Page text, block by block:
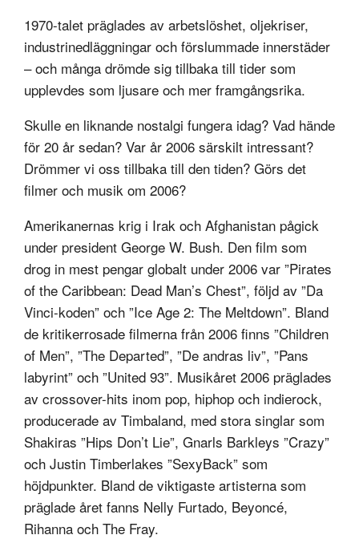
1970-talet präglades av arbetslöshet, oljekriser,
industrinedläggningar och förslummade innerstäder
– och många drömde sig tillbaka till tider som
upplevdes som ljusare och mer framgångsrika.
Skulle en liknande nostalgi fungera idag? Vad hände
för 20 år sedan? Var år 2006 särskilt intressant?
Drömmer vi oss tillbaka till den tiden? Görs det
filmer och musik om 2006?
Amerikanernas krig i Irak och Afghanistan pågick
under president George W. Bush. Den film som
drog in mest pengar globalt under 2006 var ”Pirates
of the Caribbean: Dead Man’s Chest”, följd av ”Da
Vinci-koden” och ”Ice Age 2: The Meltdown”. Bland
de kritikerrosade filmerna från 2006 finns ”Children
of Men”, ”The Departed”, ”De andras liv”, ”Pans
labyrint” och ”United 93”. Musikåret 2006 präglades
av crossover-hits inom pop, hiphop och indierock,
producerade av Timbaland, med stora singlar som
Shakiras ”Hips Don’t Lie”, Gnarls Barkleys ”Crazy”
och Justin Timberlakes ”SexyBack” som
höjdpunkter. Bland de viktigaste artisterna som
präglade året fanns Nelly Furtado, Beyoncé,
Rihanna och The Fray.